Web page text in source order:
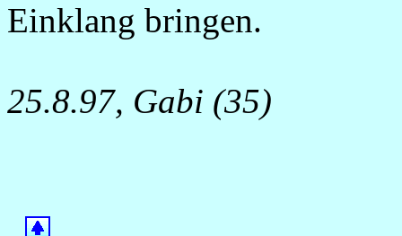
Einklang bringen.
25.8.97, Gabi (35)